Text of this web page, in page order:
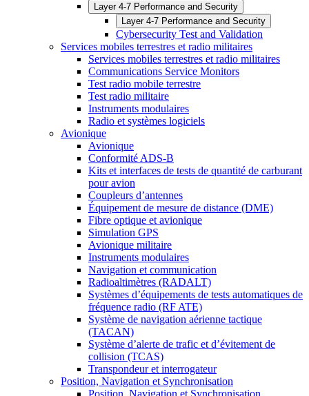
Layer 4-7 Performance and Security
Layer 4-7 Performance and Security
Cybersecurity Test and Validation
Services mobiles terrestres et radio militaires
Services mobiles terrestres et radio militaires
Communications Service Monitors
Test radio mobile terrestre
Test radio militaire
Instruments modulaires
Radio et systèmes logiciels
Avionique
Avionique
Conformité ADS-B
Kits et interfaces de tests de quantité de carburant
pour avion
Coupleurs d’antennes
Équipement de mesure de distance (DME)
Fibre optique et avionique
Simulation GPS
Avionique militaire
Instruments modulaires
Navigation et communication
Radioaltimètres (RADALT)
Systèmes d’équipements de tests automatiques de
fréquence radio (RF ATE)
Système de navigation aérienne tactique
(TACAN)
Système d’alerte de trafic et d’évitement de
collision (TCAS)
Transpondeur et interrogateur
Position, Navigation et Synchronisation